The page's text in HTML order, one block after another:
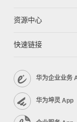
资源中心
快速链接
华为企业业务
华为坤灵 App